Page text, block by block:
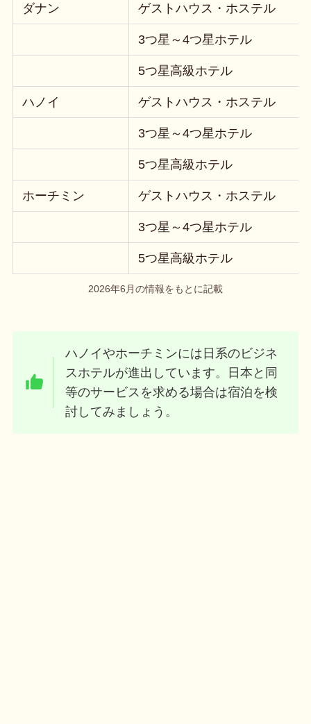
ダナン ゲストハウス・ホステル
3つ星～4つ星ホテル
5つ星高級ホテル
ハノイ ゲストハウス・ホステル
3つ星～4つ星ホテル
5つ星高級ホテル
ホーチミン ゲストハウス・ホステル
3つ星～4つ星ホテル
5つ星高級ホテル
2026年6月の情報をもとに記載
ハノイやホーチミンには日系のビジネ
スホテルが進出しています。日本と同
等のサービスを求める場合は宿泊を検
討してみましょう。